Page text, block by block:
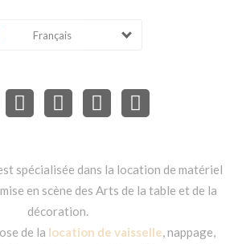
Français
spécialisée dans la location de matériel
en scène des Arts de la table et de la
décoration.
de la location de vaisselle, nappage,